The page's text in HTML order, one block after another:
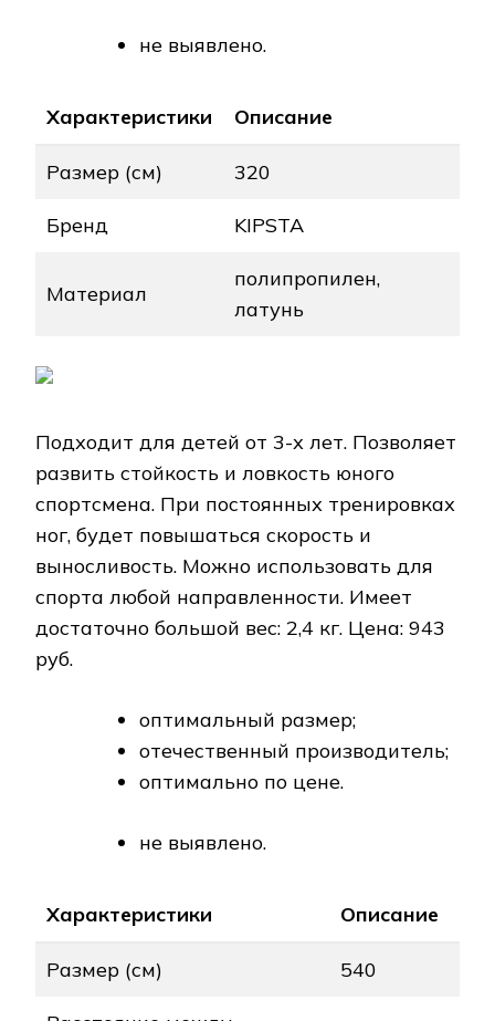
не выявлено.
Характеристики Описание
Размер (см) 320
Бренд KIPSTA
Материал
полипропилен,
латунь
Подходит для детей от 3-х лет. Позволяет
развить стойкость и ловкость юного
спортсмена. При постоянных тренировках
ног, будет повышаться скорость и
выносливость. Можно использовать для
спорта любой направленности. Имеет
достаточно большой вес: 2,4 кг. Цена: 943
руб.
оптимальный размер;
отечественный производитель;
оптимально по цене.
не выявлено.
Характеристики Описание
Размер (см) 540